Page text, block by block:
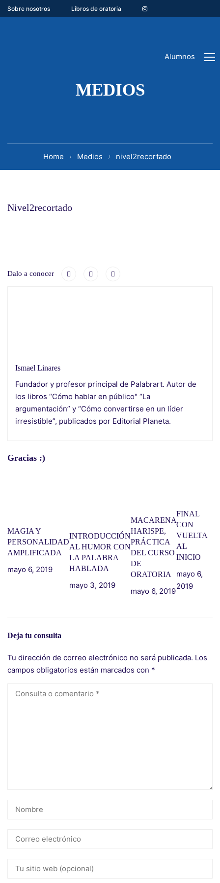
Sobre nosotros Libros de oratoria
Alumnos
MEDIOS
Home Medios nivel2recortado
Nivel2recortado
Dalo a conocer
Ismael Linares
Fundador y profesor principal de Palabrart. Autor de
los libros “Cómo hablar en público" “La
argumentación” y “Cómo convertirse en un líder
irresistible”, publicados por Editorial Planeta.
Gracias :)
MAGIA Y
PERSONALIDAD
AMPLIFICADA
mayo 6, 2019
INTRODUCCIÓN
AL HUMOR CON
LA PALABRA
HABLADA
mayo 3, 2019
MACARENA
HARISPE,
PRÁCTICA
DEL CURSO
DE
ORATORIA
mayo 6, 2019
FINAL
CON
VUELTA
AL
INICIO
mayo 6,
2019
Deja tu consulta
Tu dirección de correo electrónico no será publicada. Los
campos obligatorios están marcados con *